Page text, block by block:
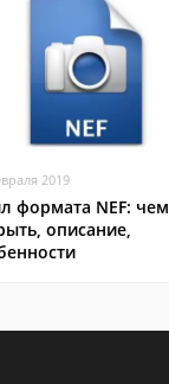
2019
формата NEF: чем
описание,